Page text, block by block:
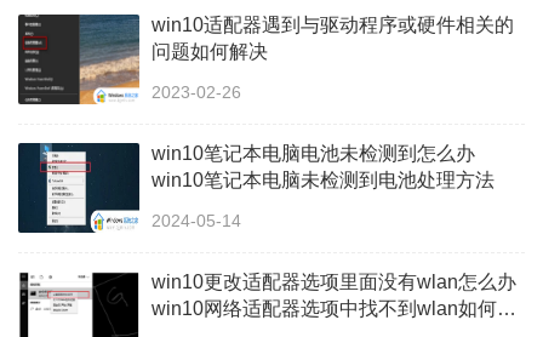
win10适配器遇到与驱动程序或硬件相关的
问题如何解决
2023-02-26
win10笔记本电脑电池未检测到怎么办
win10笔记本电脑未检测到电池处理方法
2024-05-14
win10更改适配器选项里面没有wlan怎么办
win10网络适配器选项中找不到wlan如何解